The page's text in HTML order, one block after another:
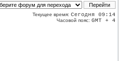
Текущее время: Сегодня 09:14
Часовой пояс: GMT + 4